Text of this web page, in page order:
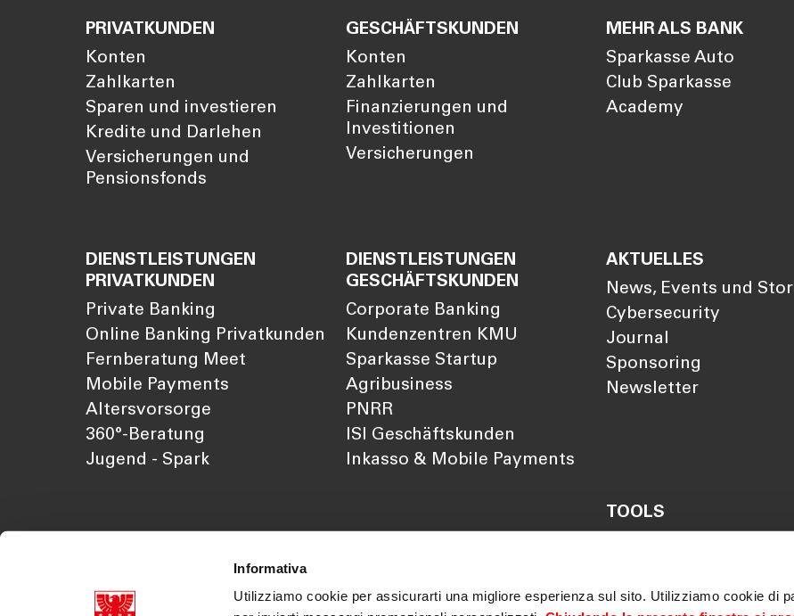
Informativa
Utilizziamo cookie per assicurarti una migliore esperienza sul sito. Utilizziamo cookie di
PRIVATKUNDEN
Konten
Zahlkarten
Sparen und investieren
Kredite und Darlehen
Versicherungen und
Pensionsfonds
DIENSTLEISTUNGEN
PRIVATKUNDEN
Private Banking
Online Banking Privatkunden
Fernberatung Meet
Mobile Payments
Altersvorsorge
360°-Beratung
Jugend - Spark
GESCHÄFTSKUNDEN
Konten
Zahlkarten
Finanzierungen und
Investitionen
Versicherungen
DIENSTLEISTUNGEN
GESCHÄFTSKUNDEN
Corporate Banking
Kundenzentren KMU
Sparkasse Startup
Agribusiness
PNRR
ISI Geschäftskunden
Inkasso & Mobile Payments
MEHR ALS BANK
Sparkasse Auto
Club Sparkasse
Academy
AKTUELLES
News, Events und
Cybersecurity
Journal
Sponsoring
Newsletter
TOOLS
Vorsorgelücke